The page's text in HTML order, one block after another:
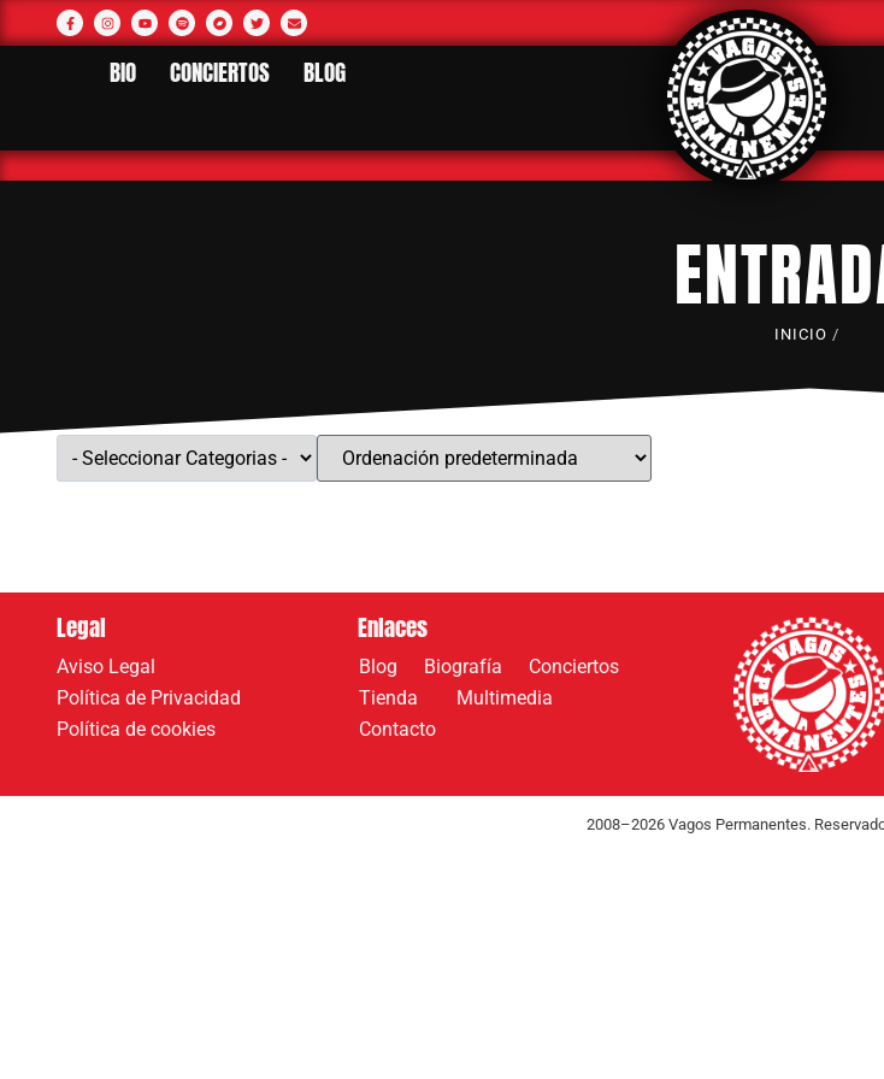
BIO CONCIERTOS BLOG
INICIO /
Legal
Aviso Legal
Política de Privacidad
Política de cookies
Enlaces
Blog Biografía
Conciertos
Tienda
Multimedia
Contacto
2008–2026 Vagos Permanentes.